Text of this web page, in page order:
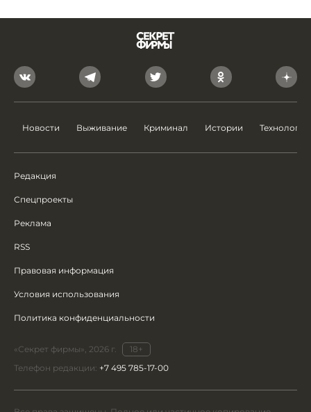
Новости Выживание Криминал Истории Технологии
Редакция
Спецпроекты
Реклама
RSS
Правовая информация
Условия использования
Политика конфиденциальности
«Секрет фирмы», 2026 г.
18+
Телефон редакции: +7 495 785-17-00